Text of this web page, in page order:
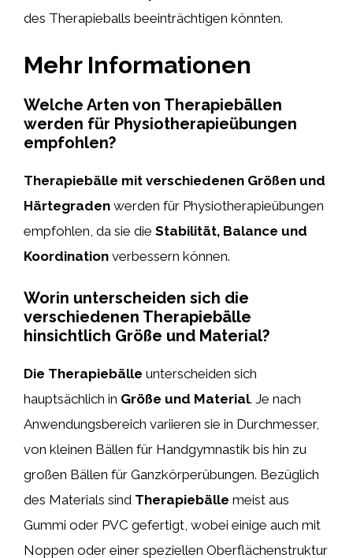
des Therapieballs beeinträchtigen könnten.
Mehr Informationen
Welche Arten von Therapiebällen
werden für Physiotherapieübungen
empfohlen?
Therapiebälle mit verschiedenen Größen und
Härtegraden werden für Physiotherapieübungen
empfohlen, da sie die Stabilität, Balance und
Koordination verbessern können.
Worin unterscheiden sich die
verschiedenen Therapiebälle
hinsichtlich Größe und Material?
Die Therapiebälle unterscheiden sich
hauptsächlich in Größe und Material. Je nach
Anwendungsbereich variieren sie in Durchmesser,
von kleinen Bällen für Handgymnastik bis hin zu
großen Bällen für Ganzkörperübungen. Bezüglich
des Materials sind Therapiebälle meist aus
Gummi oder PVC gefertigt, wobei einige auch mit
Noppen oder einer speziellen Oberflächenstruktur